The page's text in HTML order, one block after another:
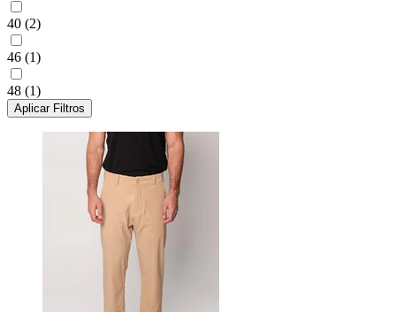
40 (2)
46 (1)
48 (1)
Aplicar Filtros